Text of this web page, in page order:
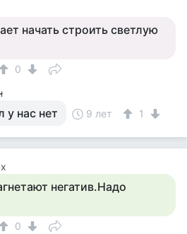
начать строить светлую
0
у нас нет 9 лет 1
негатив.Надо
0